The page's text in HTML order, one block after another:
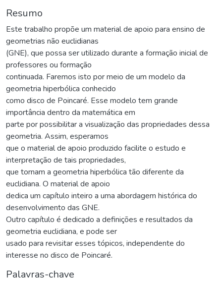
Resumo
Este trabalho propõe um material de apoio para ensino de
geometrias não euclidianas
(GNE), que possa ser utilizado durante a formação inicial de
professores ou formação
continuada. Faremos isto por meio de um modelo da
geometria hiperbólica conhecido
como disco de Poincaré. Esse modelo tem grande
importância dentro da matemática em
parte por possibilitar a visualização das propriedades dessa
geometria. Assim, esperamos
que o material de apoio produzido facilite o estudo e
interpretação de tais propriedades,
que tornam a geometria hiperbólica tão diferente da
euclidiana. O material de apoio
dedica um capítulo inteiro a uma abordagem histórica do
desenvolvimento das GNE.
Outro capítulo é dedicado a definições e resultados da
geometria euclidiana, e pode ser
usado para revisitar esses tópicos, independente do
interesse no disco de Poincaré.
Palavras-chave